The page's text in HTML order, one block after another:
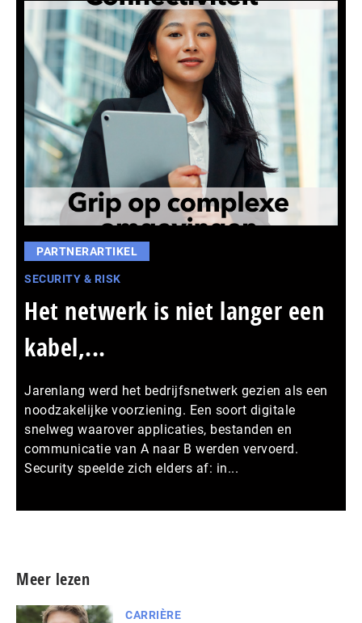
PARTNERARTIKEL
SECURITY & RISK
Het netwerk is niet langer een
kabel,...
Jarenlang werd het bedrijfsnetwerk gezien als een
noodzakelijke voorziening. Een soort digitale
snelweg waarover applicaties, bestanden en
communicatie van A naar B werden vervoerd.
Security speelde zich elders af: in...
Meer lezen
CARRIÈRE